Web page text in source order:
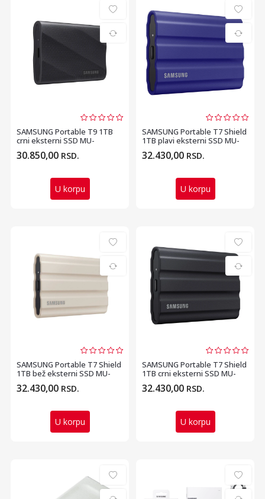
SAMSUNG Portable T9 1TB
crni eksterni SSD MU-
PG1T0B
30.850,00 RSD.
U korpu
SAMSUNG Portable T7 Shield
1TB plavi eksterni SSD MU-
PE1T0R
32.430,00 RSD.
U korpu
SAMSUNG Portable T7 Shield
1TB bež eksterni SSD MU-
PE1T0K
32.430,00 RSD.
U korpu
SAMSUNG Portable T7 Shield
1TB crni eksterni SSD MU-
PE1T0S
32.430,00 RSD.
U korpu